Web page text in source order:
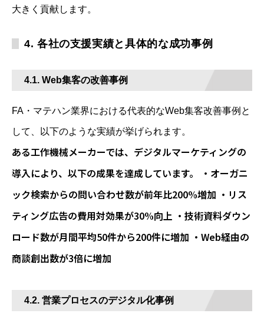
大きく貢献します。
4. 各社の支援実績と具体的な成功事例
4.1. Web集客の改善事例
FA・マテハン業界における代表的なWeb集客改善事例と
して、以下のような実績が挙げられます。
ある工作機械メーカーでは、デジタルマーケティングの
導入により、以下の成果を達成しています。 ・オーガニ
ック検索からの問い合わせ数が前年比200%増加 ・リス
ティング広告の費用対効果が30%向上 ・技術資料ダウン
ロード数が月間平均50件から200件に増加 ・Web経由の
商談創出数が3倍に増加
4.2. 営業プロセスのデジタル化事例